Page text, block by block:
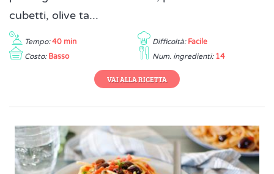
cubetti, olive ta...
Tempo: 40 min Difficoltà: Facile
Costo: Basso Num. ingredienti: 14
VAI ALLA RICETTA